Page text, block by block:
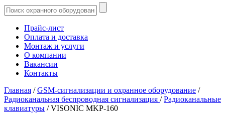
Прайс-лист
Оплата и доставка
Монтаж и услуги
О компании
Вакансии
Контакты
Главная /GSM-сигнализации и охранное оборудование /
Радиоканальная беспроводная сигнализация /Радиоканальные
клавиатуры /VISONIC MKP-160